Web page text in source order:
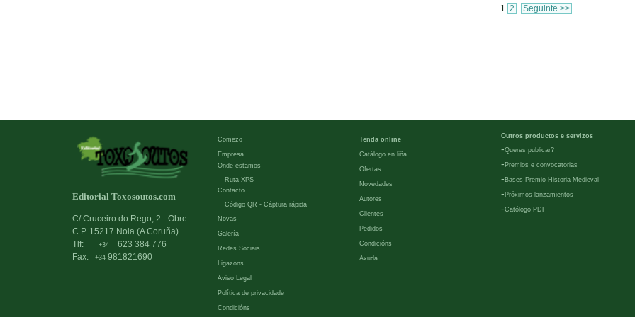
1 2 Seguinte >>
Editorial Toxosoutos.com
C/ Cruceiro do Rego, 2 - Obre -
C.P. 15217 Noia (A Coruña)
Tlf:
+34
623 384 776
Fax:
+34 981821690
Comezo
Empresa
Onde estamos
Ruta XPS
Contacto
Código QR - Cáptura rápida
Novas
Galería
Redes Sociais
Ligazóns
Aviso Legal
Política de privacidade
Condicións
Tenda online
Catálogo en liña
Ofertas
Novedades
Autores
Clientes
Pedidos
Condicións
Axuda
Outros productos e servizos
-Queres publicar?
- Premios e convocatorias
- Bases Premio Historia Medieval
- Próximos lanzamientos
-Católogo PDF